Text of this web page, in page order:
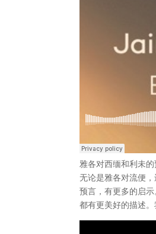
雅各对西缅和利未
无论是雅各对流便
预言，有更多的启
都有更美好的描述